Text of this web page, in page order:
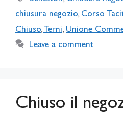
chiusura negozio, Corso
Chiuso, Terni, Unione
Leave a comment
Chiuso il